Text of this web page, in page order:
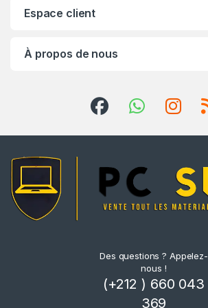
Espace client
À propos de nous
Des questions ? Appelez-
nous !
(+212 ) 660 043
369